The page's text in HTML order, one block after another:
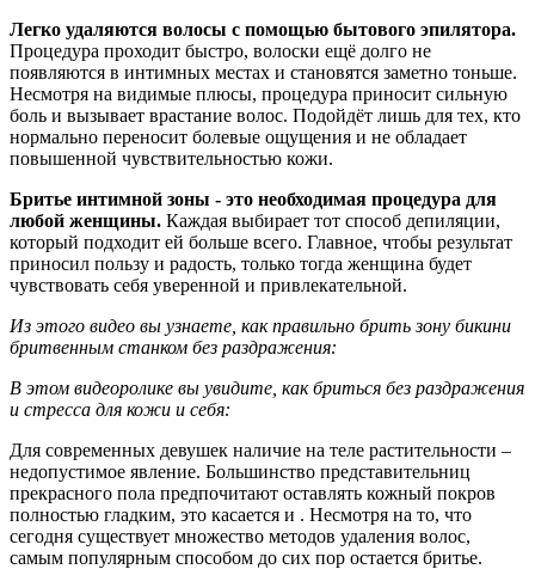
Легко удаляются волосы с помощью бытового эпилятора.
Процедура проходит быстро, волоски ещё долго не
появляются в интимных местах и становятся заметно тоньше.
Несмотря на видимые плюсы, процедура приносит сильную
боль и вызывает врастание волос. Подойдёт лишь для тех, кто
нормально переносит болевые ощущения и не обладает
повышенной чувствительностью кожи.
Бритье интимной зоны - это необходимая процедура для
любой женщины. Каждая выбирает тот способ депиляции,
который подходит ей больше всего. Главное, чтобы результат
приносил пользу и радость, только тогда женщина будет
чувствовать себя уверенной и привлекательной.
Из этого видео вы узнаете, как правильно брить зону бикини
бритвенным станком без раздражения:
В этом видеоролике вы увидите, как бриться без раздражения
и стресса для кожи и себя:
Для современных девушек наличие на теле растительности –
недопустимое явление. Большинство представительниц
прекрасного пола предпочитают оставлять кожный покров
полностью гладким, это касается и . Несмотря на то, что
сегодня существует множество методов удаления волос,
самым популярным способом до сих пор остается бритье.